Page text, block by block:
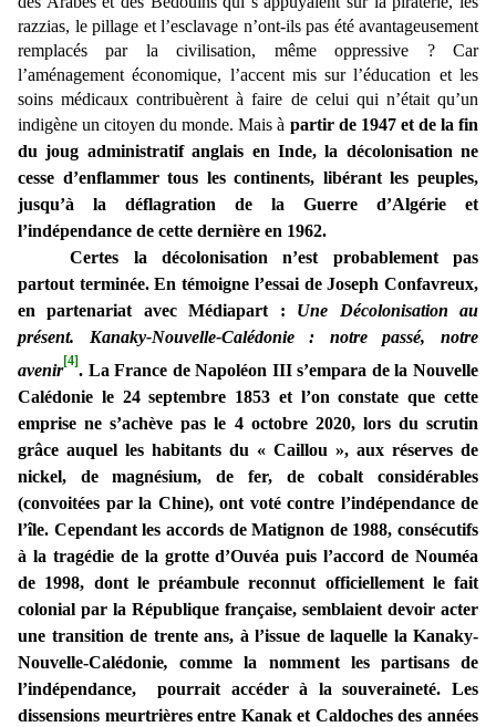
razzias, le pillage et l’esclavage n’ont-ils pas été avantageusement
remplacés par la civilisation, même oppressive ? Car
l’aménagement économique, l’accent mis sur l’éducation et les
soins médicaux contribuèrent à faire de celui qui n’était qu’un
indigène un citoyen du monde. Mais à partir de 1947 et de la fin
du joug administratif anglais en Inde, la décolonisation ne
cesse d’enflammer tous les continents, libérant les peuples,
jusqu’à la déflagration de la Guerre d’Algérie et
l’indépendance de cette dernière en 1962.
Certes la décolonisation n’est probablement pas
partout terminée. En témoigne l’essai de Joseph Confavreux,
en partenariat avec Médiapart : Une Décolonisation au
présent. Kanaky-Nouvelle-Calédonie : notre passé, notre
avenir[4]. La France de Napoléon III s’empara de la Nouvelle
Calédonie le 24 septembre 1853 et l’on constate que cette
emprise ne s’achève pas le 4 octobre 2020, lors du scrutin
grâce auquel les habitants du « Caillou », aux réserves de
nickel, de magnésium, de fer, de cobalt considérables
(convoitées par la Chine), ont voté contre l’indépendance de
l’île. Cependant les accords de Matignon de 1988, consécutifs
à la tragédie de la grotte d’Ouvéa puis l’accord de Nouméa
de 1998, dont le préambule reconnut officiellement le fait
colonial par la République française, semblaient devoir acter
une transition de trente ans, à l’issue de laquelle la Kanaky-
Nouvelle-Calédonie, comme la nomment les partisans de
l’indépendance, pourrait accéder à la souveraineté. Les
dissensions meurtrières entre Kanak et Caldoches des années